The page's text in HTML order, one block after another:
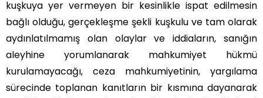
kuşkuya yer vermeyen bir kesinlikle ispat edilmesin
bağlı olduğu, gerçekleşme şekli kuşkulu ve tam olarak
aydınlatılmamış olan olaylar ve iddiaların, sanığın
aleyhine yorumlanarak mahkumiyet hükmü
kurulamayacağı, ceza mahkumiyetinin, yargılama
sürecinde toplanan kanıtların bir kısmına dayanarak